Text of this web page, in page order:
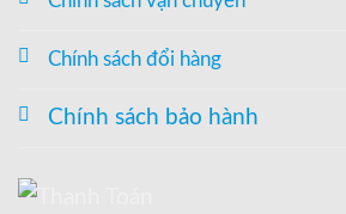
Chính sách đổi hàng
Chính sách bảo hành